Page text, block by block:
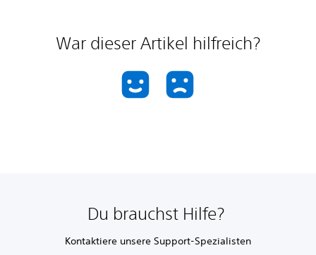
War dieser Artikel hilfreich?
Du brauchst Hilfe?
Kontaktiere unsere Support-Spezialisten